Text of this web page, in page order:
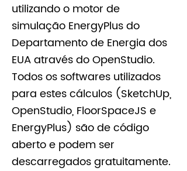
utilizando o motor de
simulação EnergyPlus do
Departamento de Energia dos
EUA através do OpenStudio.
Todos os softwares utilizados
para estes cálculos (SketchUp,
OpenStudio, FloorSpaceJS e
EnergyPlus) são de código
aberto e podem ser
descarregados gratuitamente.